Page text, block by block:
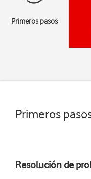
Primeros pasos
Primeros
Resolución de